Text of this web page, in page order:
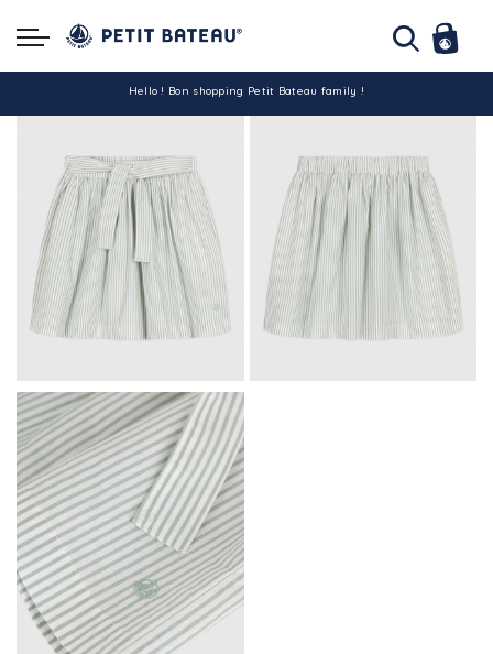
Hello ! Bon shopping Petit Bateau family !
La livraison est assurée partout en Tunisie !
-10% pour tout paiement par carte bancaire (hors promo)